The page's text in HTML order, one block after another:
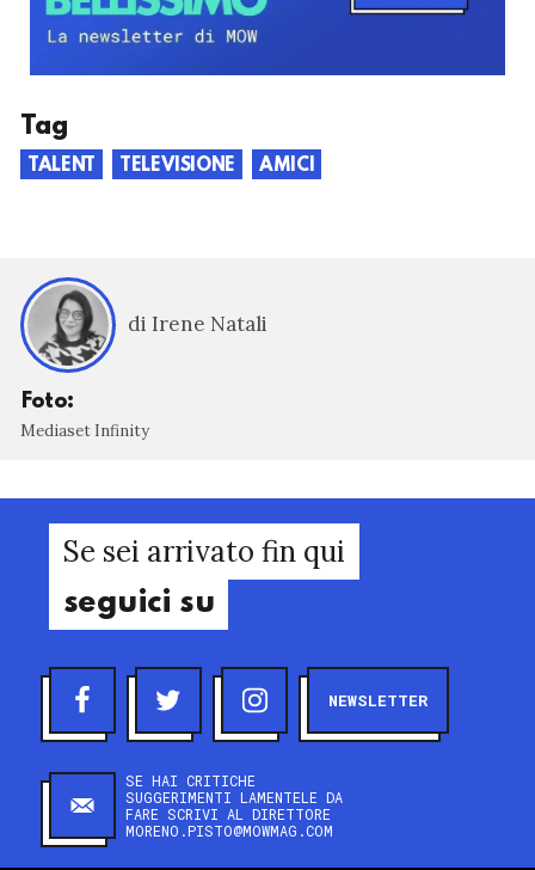
Tag
TALENT TELEVISIONE AMICI
di Irene Natali
Foto:
Mediaset Infinity
Se sei arrivato fin qui
seguici su
NEWSLETTER
SE HAI CRITICHE
SUGGERIMENTI LAMENTELE DA
FARE SCRIVI AL DIRETTORE
MORENO.PISTO@MOWMAG.COM